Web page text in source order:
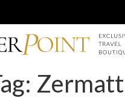
Zermatt